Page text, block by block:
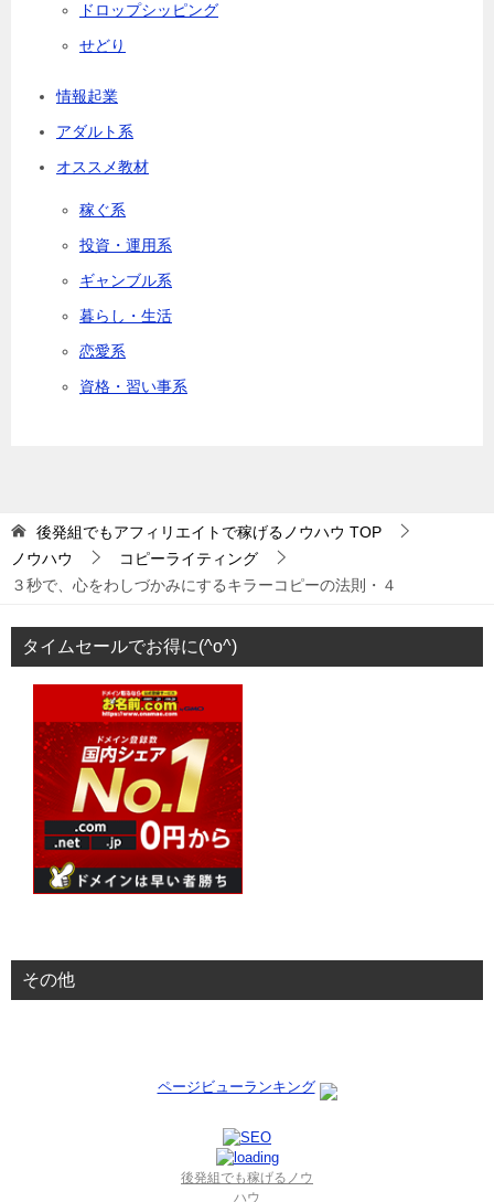
ドロップシッピング
せどり
情報起業
アダルト系
オススメ教材
稼ぐ系
投資・運用系
ギャンブル系
暮らし・生活
恋愛系
資格・習い事系
後発組でもアフィリエイトで稼げるノウハウ TOP
ノウハウ
コピーライティング
３秒で、心をわしづかみにするキラーコピーの法則・４
タイムセールでお得に(^o^)
その他
ページビューランキング
後発組でも稼げるノウ
ハウ